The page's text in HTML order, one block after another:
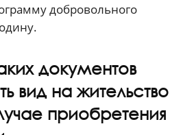
добровольного
документов
вид на жительство
приобретения